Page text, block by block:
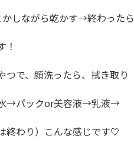
しながら乾かす→終わったら
！
つで、顔洗ったら、拭き取り
→パックor美容液→乳液→
終わり）こんな感じです🤍